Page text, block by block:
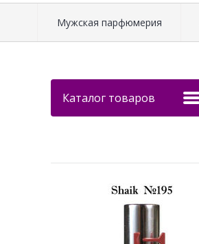
Мужская парфюмерия
Каталог товаров